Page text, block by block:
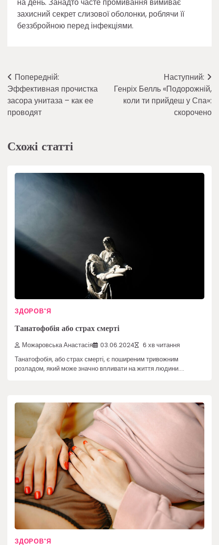
захисний секрет слизової оболонки, роблячи її
беззбройною перед інфекціями.
Навігація
записів
Попередній:
Эффективная прочистка
засора унитаза – как ее
проводят
Наступний:
Генріх Белль «Подорожній,
коли ти прийдеш у Спа»:
скорочено
Схожі статті
ЗДОРОВ'Я
Танатофобія або страх смерті
Можаровська Анастасія 03.06.2024 6 хв читання
Танатофобія, або страх смерті, є поширеним тривожним
розладом, який може значно впливати на життя людини.…
ЗДОРОВ'Я